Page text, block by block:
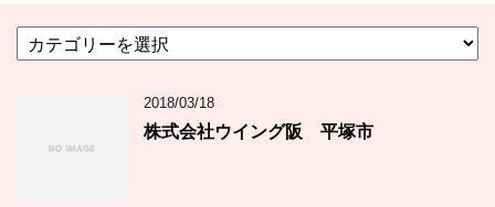
テ
2018/03/18
株式会社ウイング阪 平塚市